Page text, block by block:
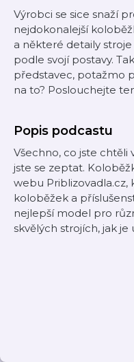
Výrobci se sice snaží
nejdokonalejší
a některé detaily
podle svojí postavy.
představec, potažmo
na to? Poslouchejte
Popis podcastu
Všechno, co jste chtěli
jste se zeptat.
webu
koloběžek a
nejlepší model pro
skvělých strojích, jak je